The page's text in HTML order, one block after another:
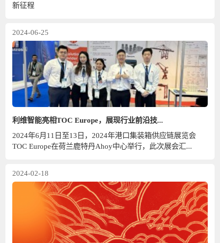
新征程
2024-06-25
利维智能亮相TOC Europe，展现行业前沿技...
2024年6月11日至13日，2024年港口集装箱供应链展览会
TOC Europe在荷兰鹿特丹Ahoy中心举行，此次展会汇...
2024-02-18